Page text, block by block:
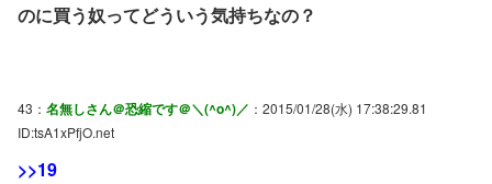
のに買う奴ってどういう気持ちなの？
43： 名無しさん＠恐縮です＠＼(^o^)／ ：2015/01/28(水) 17:38:29.81
ID:tsA1xPfjO.net
>>19